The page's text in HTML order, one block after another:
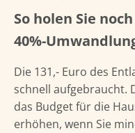
So holen Sie
40%-
Die 131,- Euro des
schnell aufgebraucht.
das Budget für die
erhöhen, wenn Sie